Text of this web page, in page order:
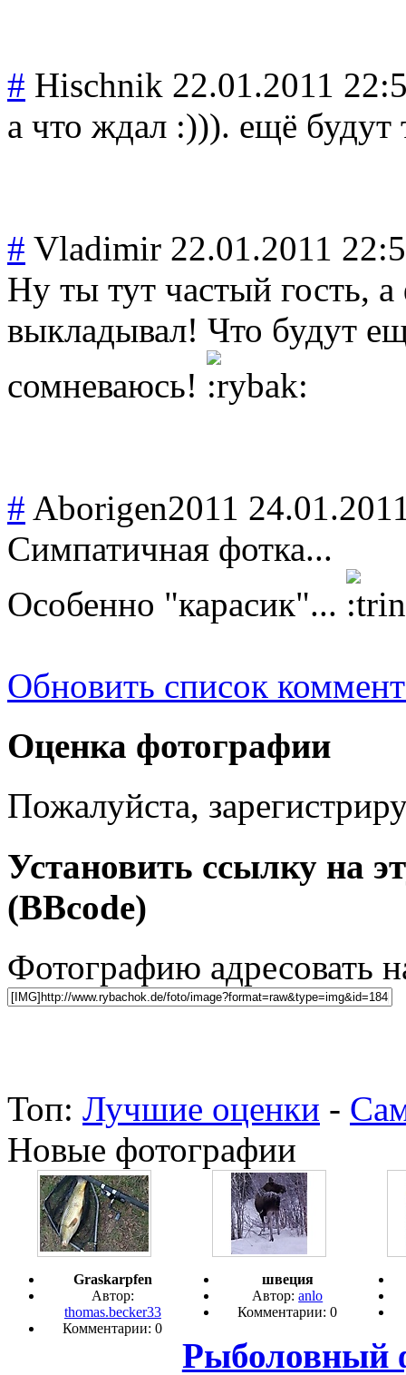
# Hischnik 22.01.2011
а что ждал :))). ещё будут
# Vladimir 22.01.2011
Ну ты тут частый гость,
выкладывал! Что будут
сомневаюсь!
# Aborigen2011
Симпатичная фотка...
Особенно "карасик"...
Обновить список
Оценка фотографии
Пожалуйста,
Установить ссылку на
(BBcode)
Фотографию адресовать
Топ: Лучшие оценки -
Новые фотографии
Graskarpfen
Автор:
thomas.becker33
Комментарии: 0
швеция
Автор:anlo
Комментарии: 0
Рыболовный